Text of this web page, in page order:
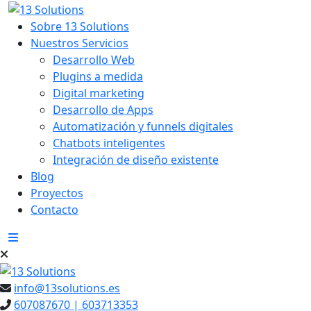
Sobre 13 Solutions
Nuestros Servicios
Desarrollo Web
Plugins a medida
Digital marketing
Desarrollo de Apps
Automatización y funnels digitales
Chatbots inteligentes
Integración de diseño existente
Blog
Proyectos
Contacto
info@13solutions.es
607087670 | 603713353